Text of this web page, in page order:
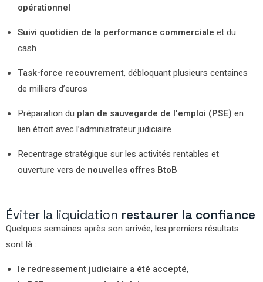
opérationnel
Suivi quotidien de la performance commerciale et du
cash
Task-force recouvrement, débloquant plusieurs centaines
de milliers d’euros
Préparation du plan de sauvegarde de l’emploi (PSE) en
lien étroit avec l’administrateur judiciaire
Recentrage stratégique sur les activités rentables et
ouverture vers de nouvelles offres BtoB
Éviter la liquidation restaurer la confiance
Quelques semaines après son arrivée, les premiers résultats
sont là :
le redressement judiciaire a été accepté,